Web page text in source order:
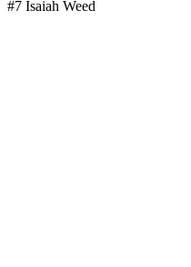
#7 Isaiah Weed